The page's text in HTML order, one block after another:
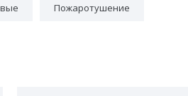
Пожаротушение